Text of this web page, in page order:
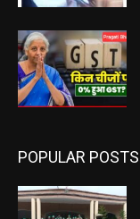
POPULAR POSTS